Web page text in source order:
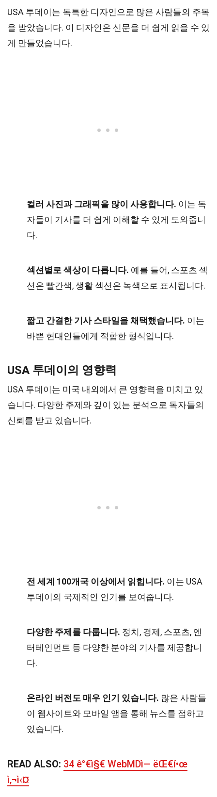
USA 투데이는 독특한 디자인으로 많은 사람들의 주목
을 받았습니다. 이 디자인은 신문을 더 쉽게 읽을 수 있
게 만들었습니다.
컬러 사진과 그래픽을 많이 사용합니다. 이는 독
자들이 기사를 더 쉽게 이해할 수 있게 도와줍니
다.
섹션별로 색상이 다릅니다. 예를 들어, 스포츠 섹
션은 빨간색, 생활 섹션은 녹색으로 표시됩니다.
짧고 간결한 기사 스타일을 채택했습니다. 이는
바쁜 현대인들에게 적합한 형식입니다.
USA 투데이의 영향력
USA 투데이는 미국 내외에서 큰 영향력을 미치고 있
습니다. 다양한 주제와 깊이 있는 분석으로 독자들의
신뢰를 받고 있습니다.
전 세계 100개국 이상에서 읽힙니다. 이는 USA
투데이의 국제적인 인기를 보여줍니다.
다양한 주제를 다룹니다. 정치, 경제, 스포츠, 엔
터테인먼트 등 다양한 분야의 기사를 제공합니
다.
온라인 버전도 매우 인기 있습니다. 많은 사람들
이 웹사이트와 모바일 앱을 통해 뉴스를 접하고
있습니다.
READ ALSO: 34 ê°€ì§€ WebMDì— ëŒ€í•œ
ì‚¬ì‹¤